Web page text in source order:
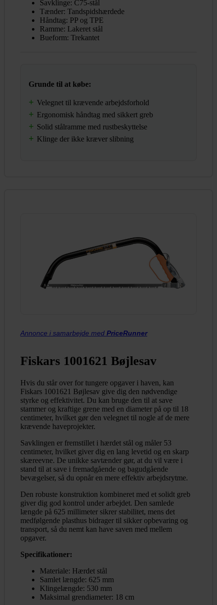
Savklinge: C75-stål
Tænder: Tandspidshærdede
Håndtag: PP og TPE
Ramme: Lakeret stål
Bueform: Trekantet
Grunde til at købe:
Velegnet til krævende arbejdsforhold
Ergonomisk håndtag med sikkert greb
Solid stålramme med rustbeskyttelse
Klinge der ikke kræver slibning
Annonce i samarbejde med PriceRunner
Fiskars 1001621 Bøjlesav
Hvis du står over for tungere opgaver i haven, kan
Fiskars 1001621 Bøjlesav give dig den nødvendige
styrke og effektivitet. Du kan bruge den til at save
stammer og kraftige grene med en diameter på op til 18
centimeter, hvilket gør den velegnet til nogle af de mere
krævende haveprojekter.
Savklingen er fremstillet i hærdet stål og måler 53
centimeter, hvilket giver dig en lang levetid og en skarp
skæreevne. De unikke savtænder gør, at du vil være i
stand til at save i fremadgående og bagudgående
bevægelser, så du opnår en mere effektiv arbejdsrytme.
Den robuste konstruktion kombineret med et solidt greb
giver dig god kontrol under arbejdet. Den samlede
længde på 625 millimeter sikrer stabilitet, mens det
medfølgende plasthus bidrager til sikker opbevaring og
transport, så du nemt kan have saven med mellem
opgaver.
Specifikationer:
Materiale: Hærdet stål
Samlet længde: 625 mm
Klingelængde: 530 mm
Maksimal grendiameter: 18 cm